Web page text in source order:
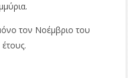
τον Νοέμβριο του